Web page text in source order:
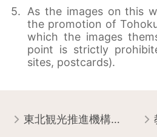
As the images on this
the promotion of
which the images
point is strictly
sites, postcards).
東北観光推進機構について